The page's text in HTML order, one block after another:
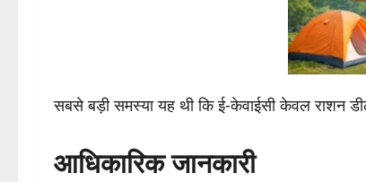
सबसे बड़ी समस्या यह थी कि ई-केवाईसी केवल राशन
आधिकारिक जानकारी